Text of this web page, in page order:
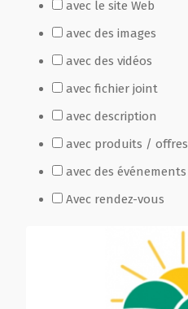
avec le site Web
avec des images
avec des vidéos
avec fichier joint
avec description
avec produits / offres
avec des événements
Avec rendez-vous